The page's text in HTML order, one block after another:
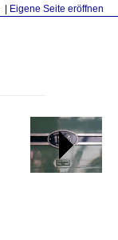
Eigene Seite eröffnen